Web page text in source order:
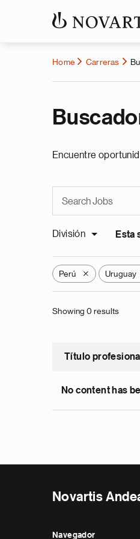
Home Carreras
Encuentre
División Esta
Perú X Uruguay
Showing 0 results
Título profesional
No content has
Novartis
Navegador